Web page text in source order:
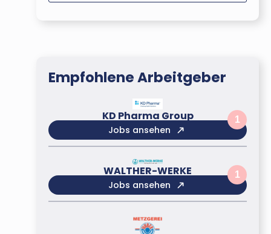
Empfohlene Arbeitgeber
KD Pharma Group 1
Jobs ansehen
WALTHER-WERKE 1
Jobs ansehen